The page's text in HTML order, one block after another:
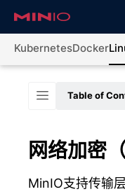
KubernetesDocker
Table of
网络加密
MinIO支持传输